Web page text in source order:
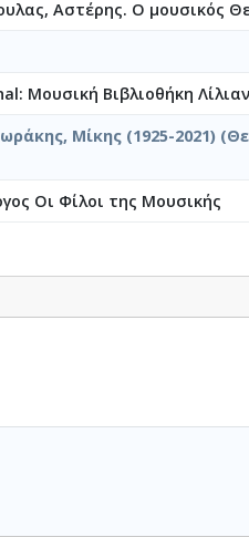
Αστέρης. Ο μουσικός
Μουσική Βιβλιοθήκη
Μίκης (1925-2021)
Οι Φίλοι της Μουσικής